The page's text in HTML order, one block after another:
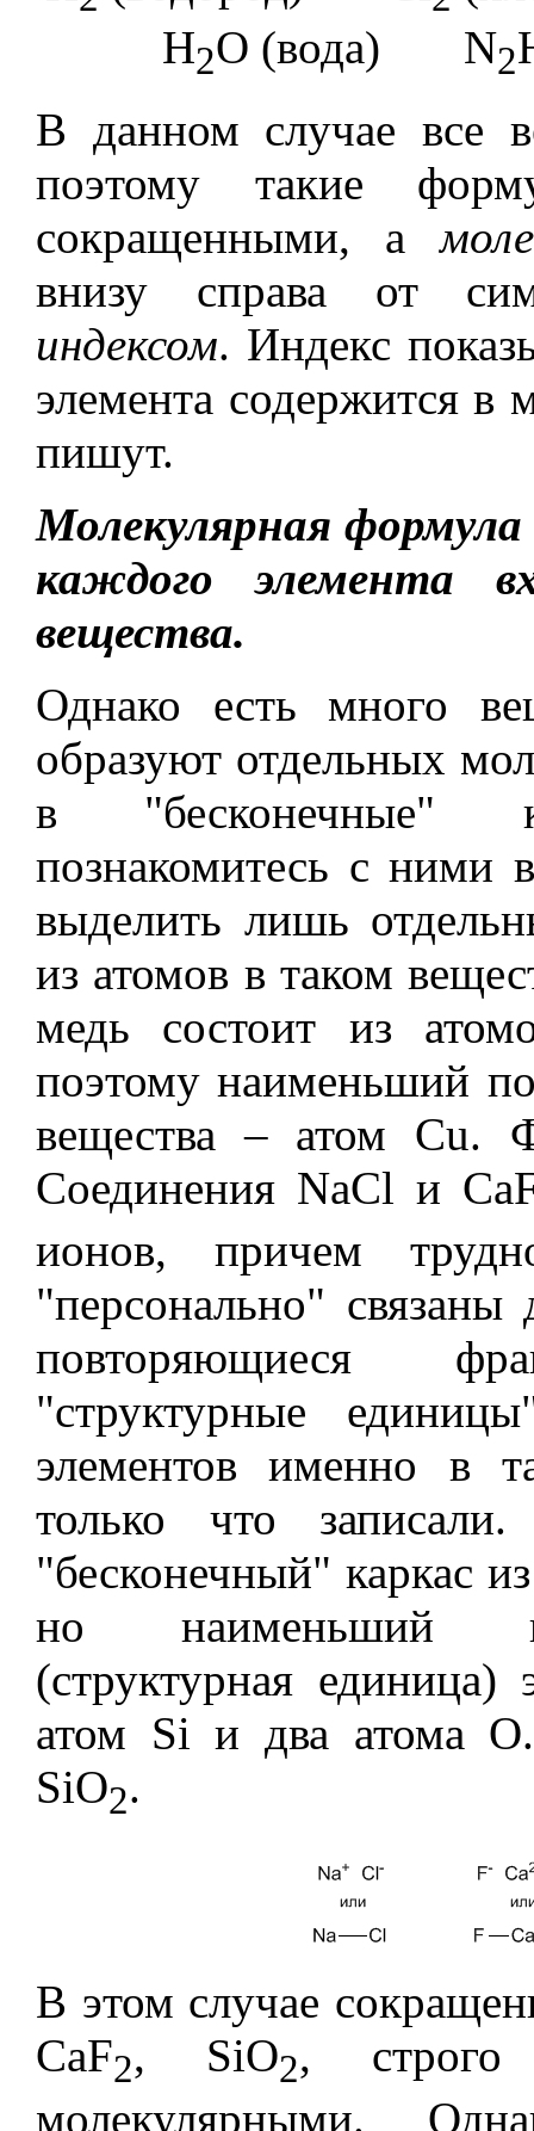
H2O (вода) N2
В данном случае все
поэтому такие
сокращенными, а
внизу справа от
индексом. Индекс
элемента содержится в
пишут.
Молекулярная
каждого элемента
вещества.
Однако есть много
образуют отдельных
в "бесконечные"
познакомитесь с
выделить лишь
из атомов в таком
медь состоит из
поэтому наименьший
вещества – атом Cu.
Соединения NaCl и
ионов, причем
"персонально"
повторяющиеся
"структурные
элементов именно в
только что
"бесконечный" каркас
но наименьший
(структурная единица)
атом Si и два атома
SiO2.
В этом случае
CaF2, SiO2, строго
молекулярными.